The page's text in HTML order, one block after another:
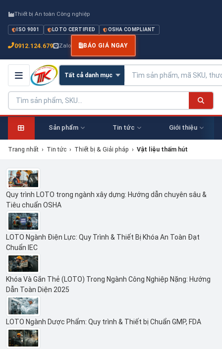
Thiết bị An toàn Công nghiệp
ISO 9001 LOTO CERTIFIED OSHA COMPLIANT
0912.124.679 Zalo BÁO GIÁ NGAY
Sản phẩm Tin tức Giới thiệu
Trang nhất › Tin tức › Thiết bị & Giải pháp › Vật liệu thấm hút
Quy trình LOTO trong ngành xây dựng: Hướng dẫn chuyên sâu &
Tiêu chuẩn OSHA
LOTO Ngành Điện Lực: Quy Trình & Thiết Bị Khóa An Toàn Đạt
Chuẩn IEC
Khóa Và Gắn Thẻ (LOTO) Trong Ngành Công Nghiệp Nặng: Hướng
Dẫn Toàn Diện 2025
LOTO Ngành Dược Phẩm: Quy trình & Thiết bị Chuẩn GMP, FDA